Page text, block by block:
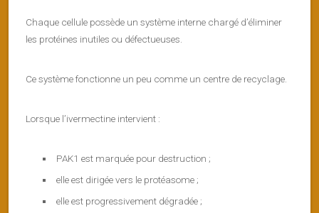
Chaque cellule possède un système interne chargé d’éliminer
les protéines inutiles ou défectueuses.
Ce système fonctionne un peu comme un centre de recyclage.
Lorsque l’ivermectine intervient :
PAK1 est marquée pour destruction ;
elle est dirigée vers le protéasome ;
elle est progressivement dégradée ;